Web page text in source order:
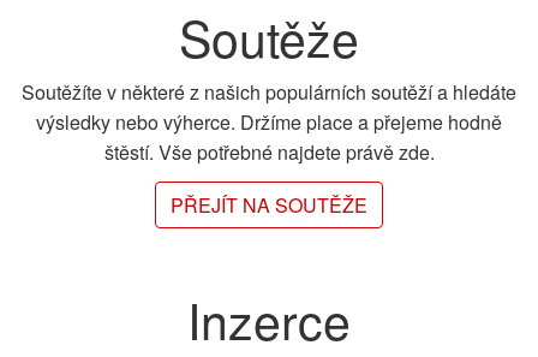
Soutěže
Soutěžíte v některé z našich populárních soutěží a hledáte
výsledky nebo výherce. Držíme place a přejeme hodně
štěstí. Vše potřebné najdete právě zde.
PŘEJÍT NA SOUTĚŽE
Inzerce